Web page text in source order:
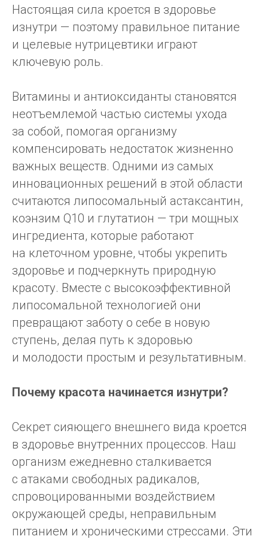
Настоящая сила кроется в здоровье
изнутри — поэтому правильное питание
и целевые нутрицевтики играют
ключевую роль.
Витамины и антиоксиданты становятся
неотъемлемой частью системы ухода
за собой, помогая организму
компенсировать недостаток жизненно
важных веществ. Одними из самых
инновационных решений в этой области
считаются липосомальный астаксантин,
коэнзим Q10 и глутатион — три мощных
ингредиента, которые работают
на клеточном уровне, чтобы укрепить
здоровье и подчеркнуть природную
красоту. Вместе с высокоэффективной
липосомальной технологией они
превращают заботу о себе в новую
ступень, делая путь к здоровью
и молодости простым и результативным.
Почему красота начинается изнутри?
Секрет сияющего внешнего вида кроется
в здоровье внутренних процессов. Наш
организм ежедневно сталкивается
с атаками свободных радикалов,
спровоцированными воздействием
окружающей среды, неправильным
питанием и хроническими стрессами. Эти